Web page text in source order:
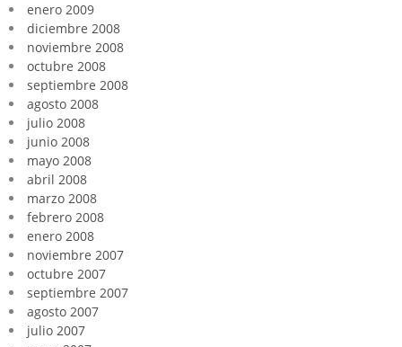
enero 2009
diciembre 2008
noviembre 2008
octubre 2008
septiembre 2008
agosto 2008
julio 2008
junio 2008
mayo 2008
abril 2008
marzo 2008
febrero 2008
enero 2008
noviembre 2007
octubre 2007
septiembre 2007
agosto 2007
julio 2007